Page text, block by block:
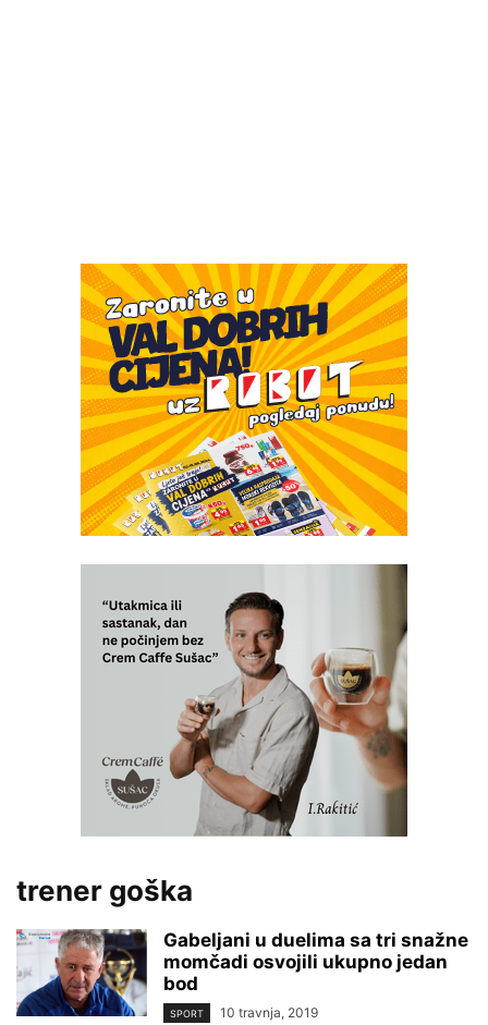
trener goška
Gabeljani u duelima sa tri snažne
momčadi osvojili ukupno jedan
bod
SPORT 10 travnja, 2019